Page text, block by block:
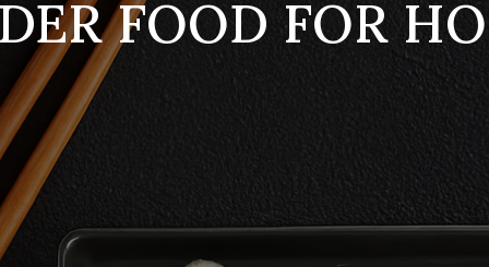
FOOD FOR